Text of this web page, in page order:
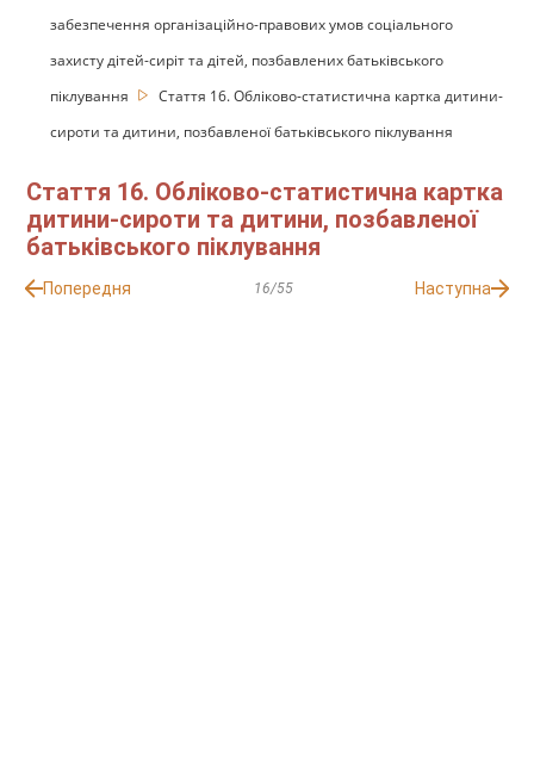
забезпечення організаційно-правових умов соціального
захисту дітей-сиріт та дітей, позбавлених батьківського
піклування
Стаття 16. Обліково-статистична картка дитини-
сироти та дитини, позбавленої батьківського піклування
Стаття 16. Обліково-статистична картка
дитини-сироти та дитини, позбавленої
батьківського піклування
Попередня 16/55 Наступна